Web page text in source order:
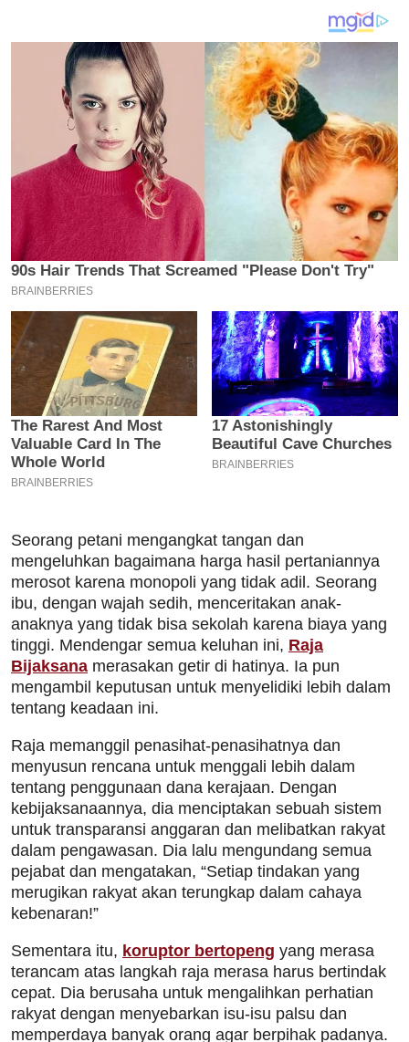
Seorang petani mengangkat tangan dan
mengeluhkan bagaimana harga hasil pertaniannya
merosot karena monopoli yang tidak adil. Seorang
ibu, dengan wajah sedih, menceritakan anak-
anaknya yang tidak bisa sekolah karena biaya yang
tinggi. Mendengar semua keluhan ini, Raja
Bijaksana merasakan getir di hatinya. Ia pun
mengambil keputusan untuk menyelidiki lebih dalam
tentang keadaan ini.
Raja memanggil penasihat-penasihatnya dan
menyusun rencana untuk menggali lebih dalam
tentang penggunaan dana kerajaan. Dengan
kebijaksanaannya, dia menciptakan sebuah sistem
untuk transparansi anggaran dan melibatkan rakyat
dalam pengawasan. Dia lalu mengundang semua
pejabat dan mengatakan, “Setiap tindakan yang
merugikan rakyat akan terungkap dalam cahaya
kebenaran!”
Sementara itu, koruptor bertopeng yang merasa
terancam atas langkah raja merasa harus bertindak
cepat. Dia berusaha untuk mengalihkan perhatian
rakyat dengan menyebarkan isu-isu palsu dan
memperdaya banyak orang agar berpihak padanya.